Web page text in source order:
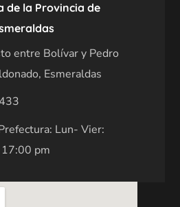
de la Provincia de
entre Bolívar y Pedro
Esmeraldas
Lun- Vier:
pm